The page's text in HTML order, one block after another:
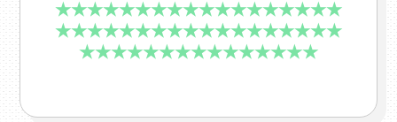
★★★★★★★★★★★★★★★★★★
★★★★★★★★★★★★★★★★★★
★★★★★★★★★★★★★★★